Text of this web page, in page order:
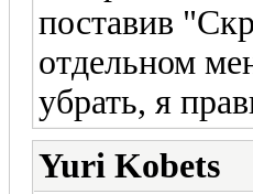
поставив
отдельном
убрать, я
Yuri Kobets